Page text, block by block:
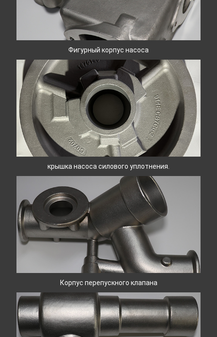
Фигурный корпус насоса
крышка насоса силового уплотнения.
Корпус перепускного клапана